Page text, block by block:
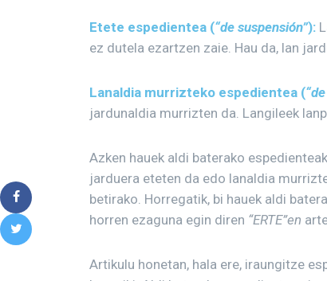
Etete espedientea (“de suspensión”):
ez dutela ezartzen zaie. Hau da, lan
Lanaldia murrizteko espedientea (
jardunaldia murrizten da. Langileek
Azken hauek aldi baterako
jarduera eteten da edo lanaldia
betirako. Horregatik, bi hauek aldi
horren ezaguna egin diren “ERTE”en
Artikulu honetan, hala ere, iraungitze